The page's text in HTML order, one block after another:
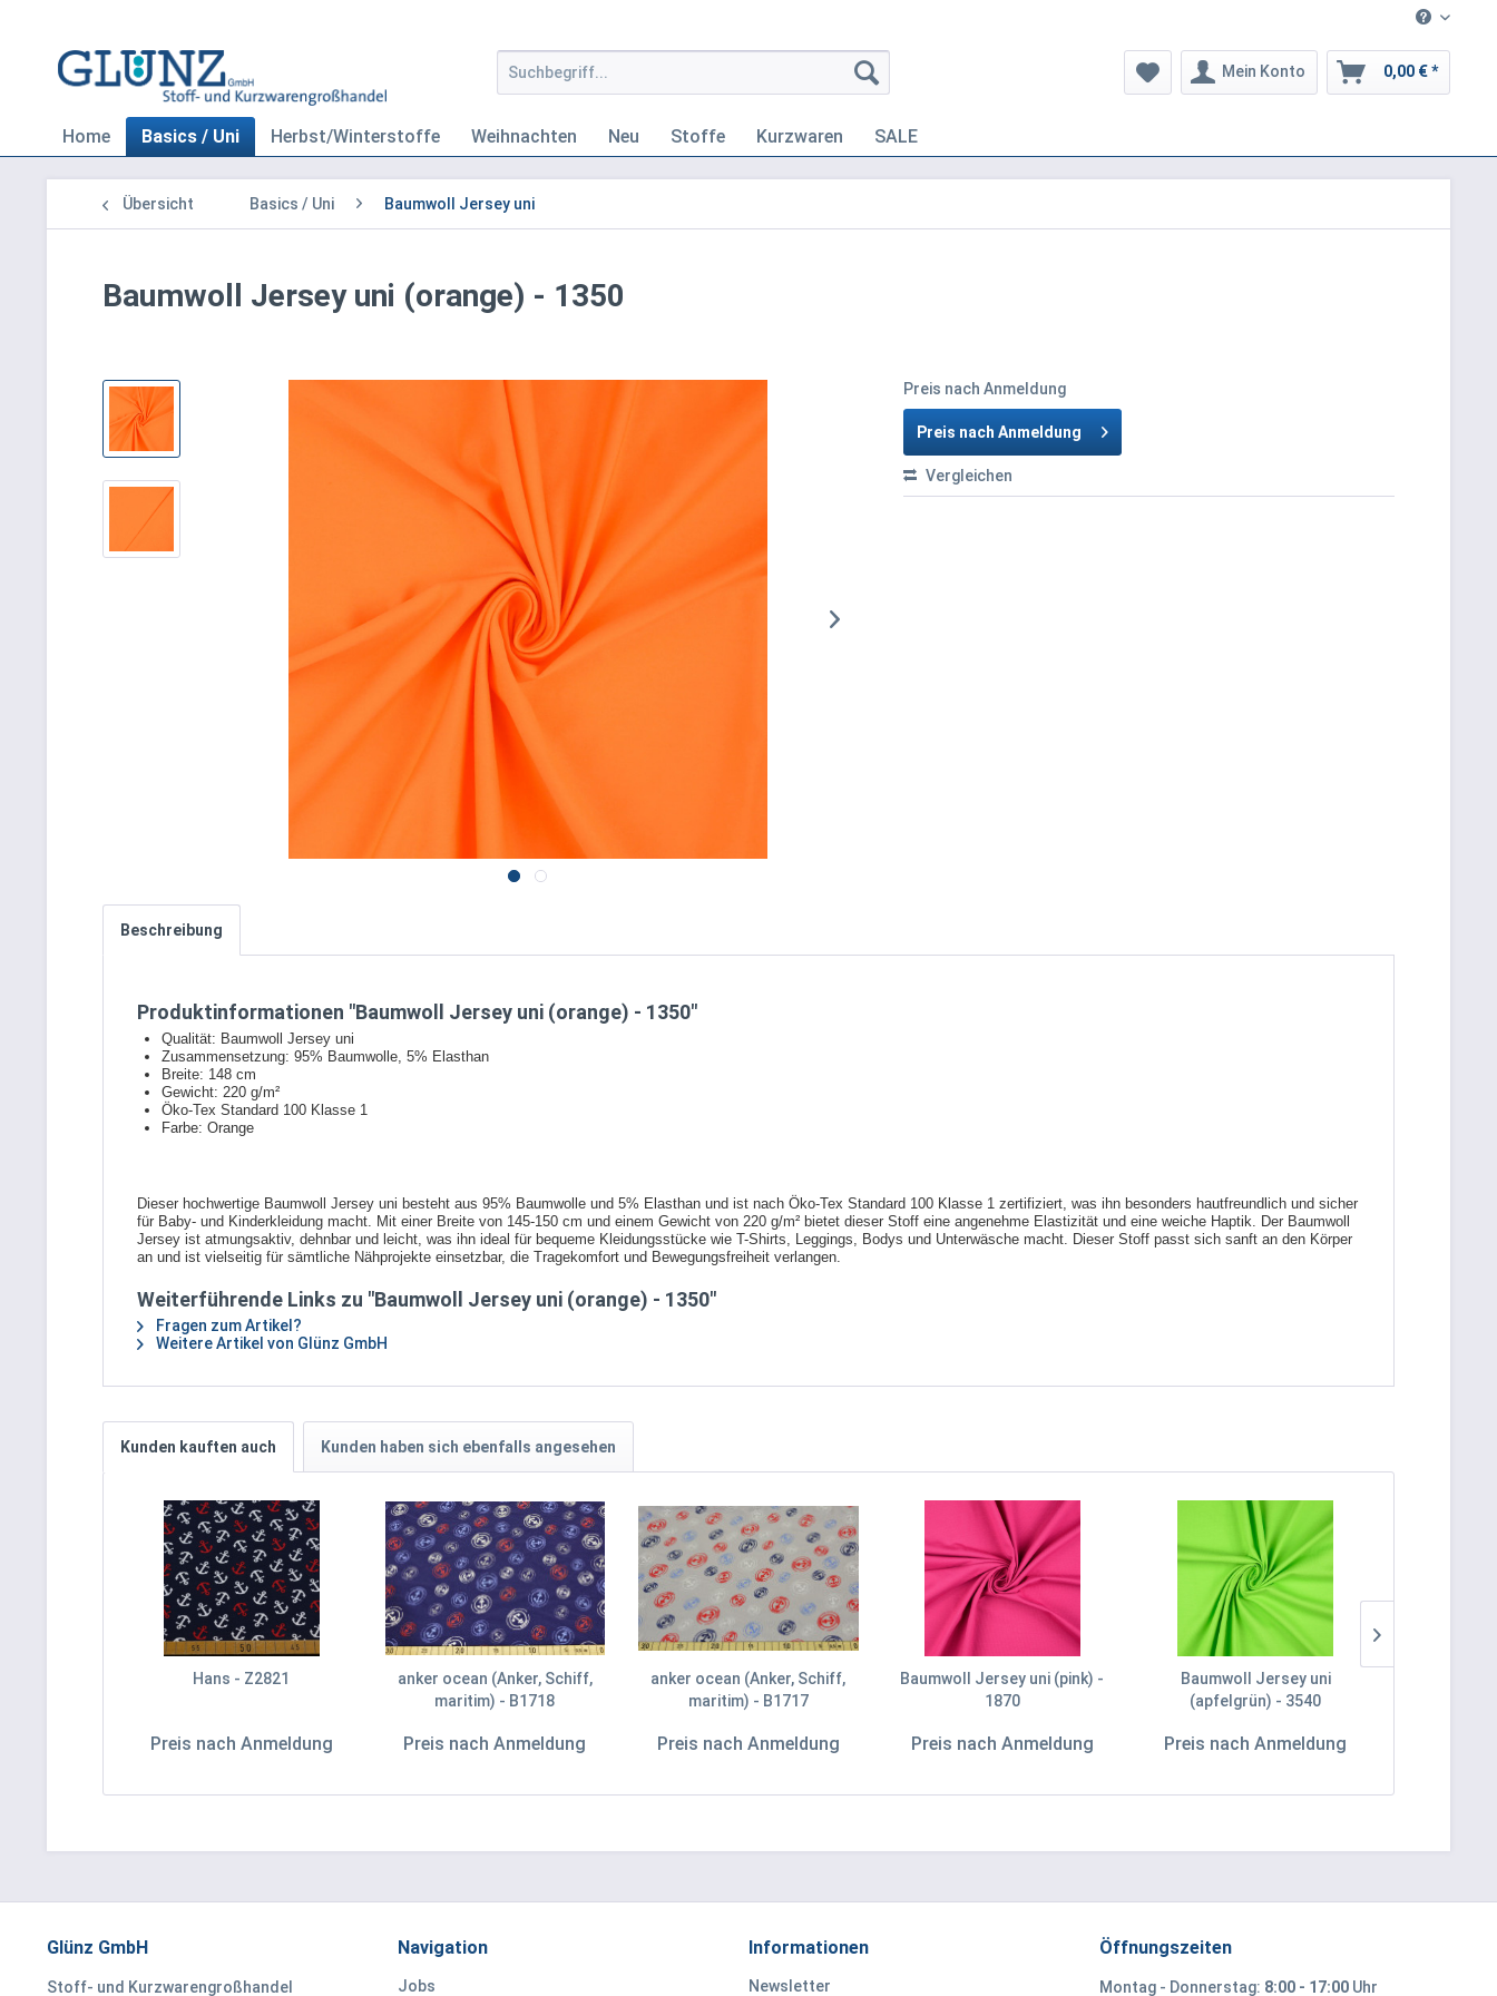
Mein Konto 0,00 € *
Home Basics / Uni Herbst/Winterstoffe Weihnachten Neu Stoffe Kurzwaren SALE
Übersicht Basics / Uni Baumwoll Jersey uni
Baumwoll Jersey uni (orange) - 1350
Preis nach Anmeldung
Preis nach Anmeldung
Vergleichen
Beschreibung
Produktinformationen "Baumwoll Jersey uni (orange) - 1350"
Qualität: Baumwoll Jersey uni
Zusammensetzung: 95% Baumwolle, 5% Elasthan
Breite: 148 cm
Gewicht: 220 g/m²
Öko-Tex Standard 100 Klasse 1
Farbe: Orange
Dieser hochwertige Baumwoll Jersey uni besteht aus 95% Baumwolle und 5% Elasthan und ist nach Öko-Tex Standard 100 Klasse 1 zertifiziert, was ihn besonders hautfreundlich und sicher
für Baby- und Kinderkleidung macht. Mit einer Breite von 145-150 cm und einem Gewicht von 220 g/m² bietet dieser Stoff eine angenehme Elastizität und eine weiche Haptik. Der Baumwoll
Jersey ist atmungsaktiv, dehnbar und leicht, was ihn ideal für bequeme Kleidungsstücke wie T-Shirts, Leggings, Bodys und Unterwäsche macht. Dieser Stoff passt sich sanft an den Körper
an und ist vielseitig für sämtliche Nähprojekte einsetzbar, die Tragekomfort und Bewegungsfreiheit verlangen.
Weiterführende Links zu "Baumwoll Jersey uni (orange) - 1350"
Fragen zum Artikel?
Weitere Artikel von Glünz GmbH
Kunden kauften auch Kunden haben sich ebenfalls angesehen
Hans - Z2821
Preis nach Anmeldung
anker ocean (Anker, Schiff,
maritim) - B1718
Preis nach Anmeldung
anker ocean (Anker, Schiff,
maritim) - B1717
Preis nach Anmeldung
Baumwoll Jersey uni (pink) -
1870
Preis nach Anmeldung
Baumwoll Jersey uni
(apfelgrün) - 3540
Preis nach Anmeldung
Glünz GmbH
Stoff- und Kurzwarengroßhandel
Navigation
Jobs
Informationen
Newsletter
Öffnungszeiten
Montag - Donnerstag: 8:00 - 17:00 Uhr